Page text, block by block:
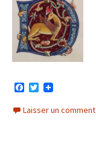
c
e
T
i
t
Laisser un